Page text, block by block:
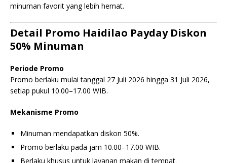
minuman favorit yang lebih hemat.
Detail Promo Haidilao Payday Diskon
50% Minuman
Periode Promo
Promo berlaku mulai tanggal 27 Juli 2026 hingga 31 Juli 2026,
setiap pukul 10.00–17.00 WIB.
Mekanisme Promo
Minuman mendapatkan diskon 50%.
Promo berlaku pada jam 10.00–17.00 WIB.
Berlaku khusus untuk layanan makan di tempat.